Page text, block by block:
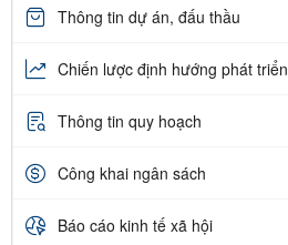
Thông tin dự án, đấu thầu
Chiến lược định hướng phát triển
Thông tin quy hoạch
Công khai ngân sách
Báo cáo kinh tế xã hội